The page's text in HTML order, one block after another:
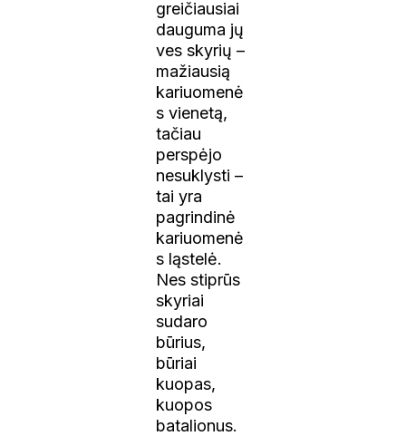
greičiausiai
dauguma jų
ves skyrių –
mažiausią
kariuomenė
s vienetą,
tačiau
perspėjo
nesuklysti –
tai yra
pagrindinė
kariuomenė
s ląstelė.
Nes stiprūs
skyriai
sudaro
būrius,
būriai
kuopas,
kuopos
batalionus.